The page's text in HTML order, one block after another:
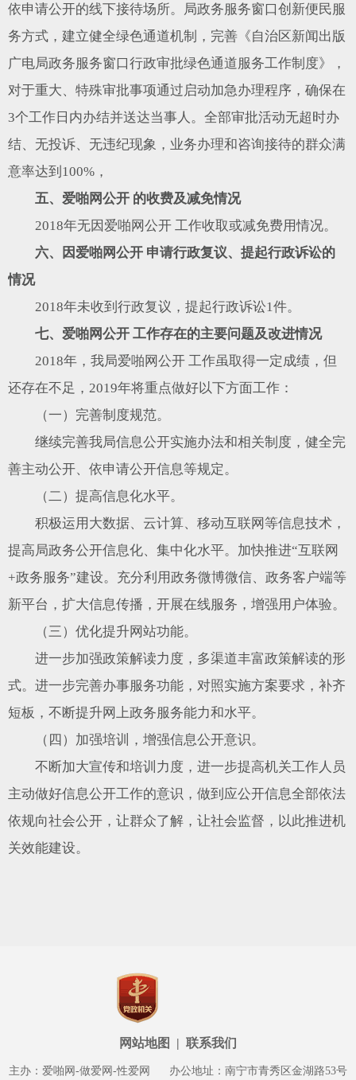
依申请公开的线下接待场所。局政务服务窗口创新便民服
务方式，建立健全绿色通道机制，完善《自治区新闻出版
广电局政务服务窗口行政审批绿色通道服务工作制度》，
对于重大、特殊审批事项通过启动加急办理程序，确保在
3个工作日内办结并送达当事人。全部审批活动无超时办
结、无投诉、无违纪现象，业务办理和咨询接待的群众满
意率达到100%，
五、爱啪网公开 的收费及减免情况
2018年无因爱啪网公开 工作收取或减免费用情况。
六、因爱啪网公开 申请行政复议、提起行政诉讼的
情况
2018年未收到行政复议，提起行政诉讼1件。
七、爱啪网公开 工作存在的主要问题及改进情况
2018年，我局爱啪网公开 工作虽取得一定成绩，但
还存在不足，2019年将重点做好以下方面工作：
（一）完善制度规范。
继续完善我局信息公开实施办法和相关制度，健全完
善主动公开、依申请公开信息等规定。
（二）提高信息化水平。
积极运用大数据、云计算、移动互联网等信息技术，
提高局政务公开信息化、集中化水平。加快推进“互联网
+政务服务”建设。充分利用政务微博微信、政务客户端等
新平台，扩大信息传播，开展在线服务，增强用户体验。
（三）优化提升网站功能。
进一步加强政策解读力度，多渠道丰富政策解读的形
式。进一步完善办事服务功能，对照实施方案要求，补齐
短板，不断提升网上政务服务能力和水平。
（四）加强培训，增强信息公开意识。
不断加大宣传和培训力度，进一步提高机关工作人员
主动做好信息公开工作的意识，做到应公开信息全部依法
依规向社会公开，让群众了解，让社会监督，以此推进机
关效能建设。
网站地图 | 联系我们
主办：爱啪网-做爱网-性爱网 办公地址：南宁市青秀区金湖路53号